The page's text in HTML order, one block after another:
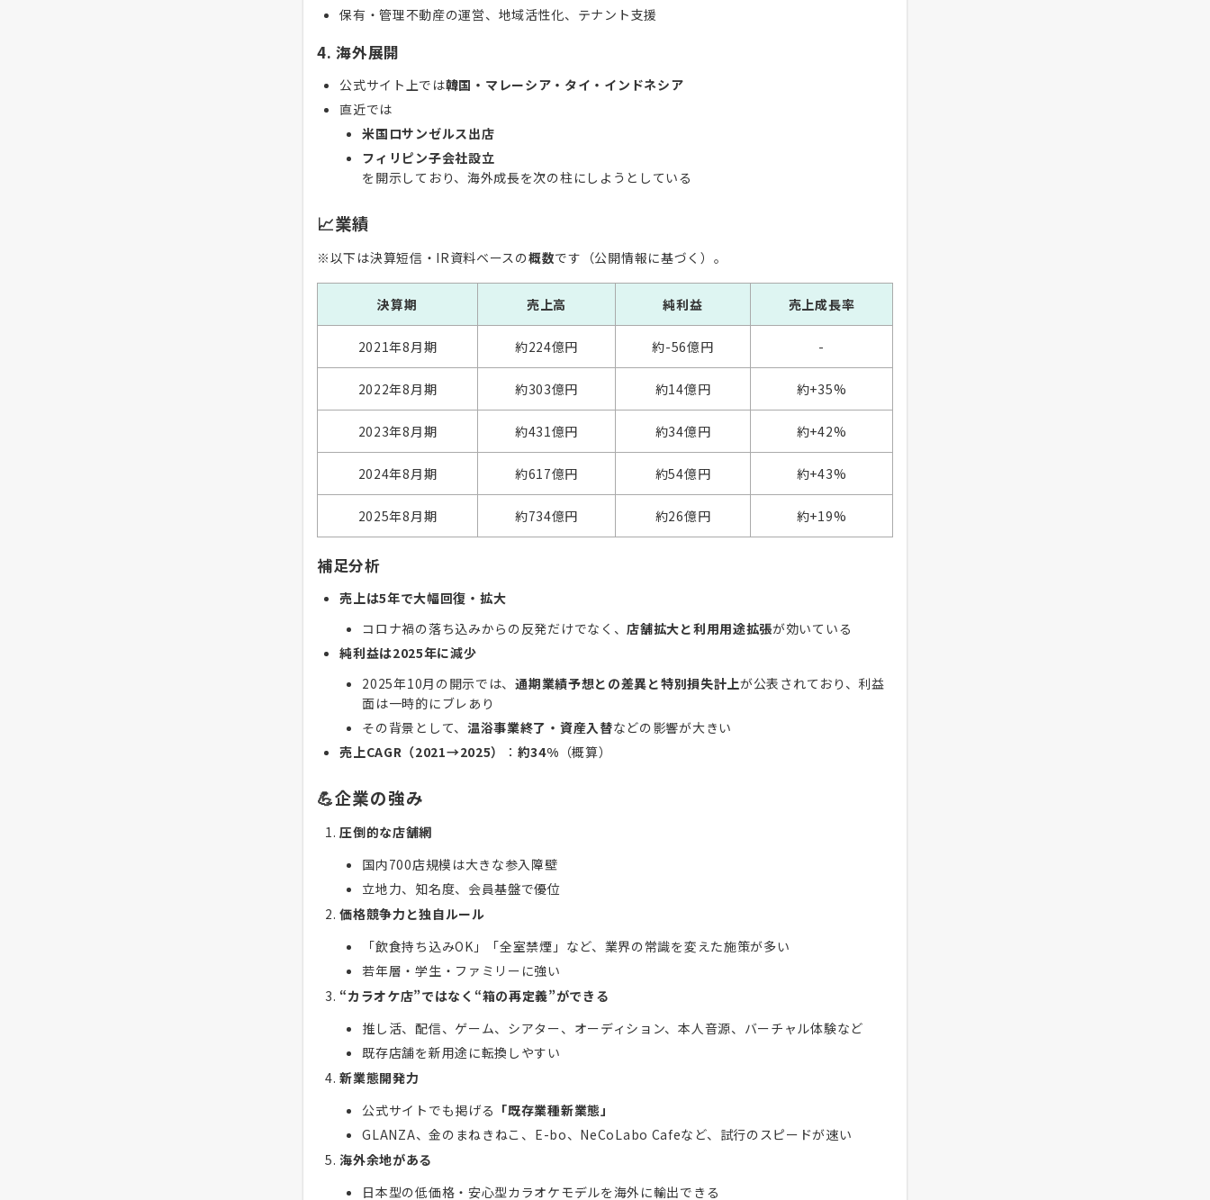
保有・管理不動産の運営、地域活性化、テナント支援
4. 海外展開
公式サイト上では韓国・マレーシア・タイ・インドネシア
直近では
米国ロサンゼルス出店
フィリピン子会社設立
を開示しており、海外成長を次の柱にしようとしている
📈業績
※以下は決算短信・IR資料ベースの概数です（公開情報に基づく）。
決算期 売上高 純利益 売上成長率
2021年8月期 約224億円 約-56億円 -
2022年8月期 約303億円 約14億円 約+35%
2023年8月期 約431億円 約34億円 約+42%
2024年8月期 約617億円 約54億円 約+43%
2025年8月期 約734億円 約26億円 約+19%
補足分析
売上は5年で大幅回復・拡大
コロナ禍の落ち込みからの反発だけでなく、店舗拡大と利用用途拡張が効いている
純利益は2025年に減少
2025年10月の開示では、通期業績予想との差異と特別損失計上が公表されており、利益
面は一時的にブレあり
その背景として、 温浴事業終了・資産入替などの影響が大きい
売上CAGR（2021→2025）
： 約34% （概算）
💪企業の強み
圧倒的な店舗網
国内700店規模は大きな参入障壁
立地力、知名度、会員基盤で優位
価格競争力と独自ルール
「飲食持ち込みOK」「全室禁煙」など、業界の常識を変えた施策が多い
若年層・学生・ファミリーに強い
“カラオケ店”ではなく“箱の再定義”ができる
推し活、配信、ゲーム、シアター、オーディション、本人音源、バーチャル体験など
既存店舗を新用途に転換しやすい
新業態開発力
公式サイトでも掲げる 「既存業種新業態」
GLANZA、金のまねきねこ、E-bo、NeCoLabo Cafeなど、試行のスピードが速い
海外余地がある
日本型の低価格・安心型カラオケモデルを海外に輸出できる